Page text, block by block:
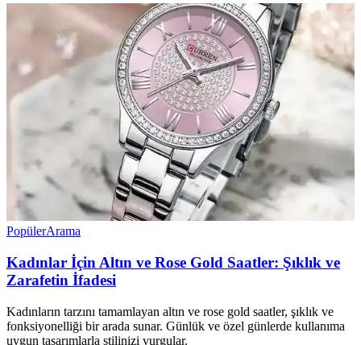
PopülerArama
Kadınlar İçin Altın ve Rose Gold Saatler: Şıklık ve
Zarafetin İfadesi
Kadınların tarzını tamamlayan altın ve rose gold saatler, şıklık ve
fonksiyonelliği bir arada sunar. Günlük ve özel günlerde kullanıma
uygun tasarımlarla stilinizi vurgular.